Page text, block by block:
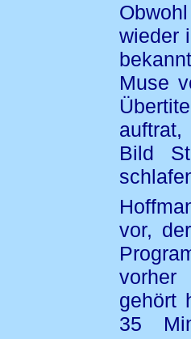
wieder
Muse
Bild
vor,
vorher
gehört
35